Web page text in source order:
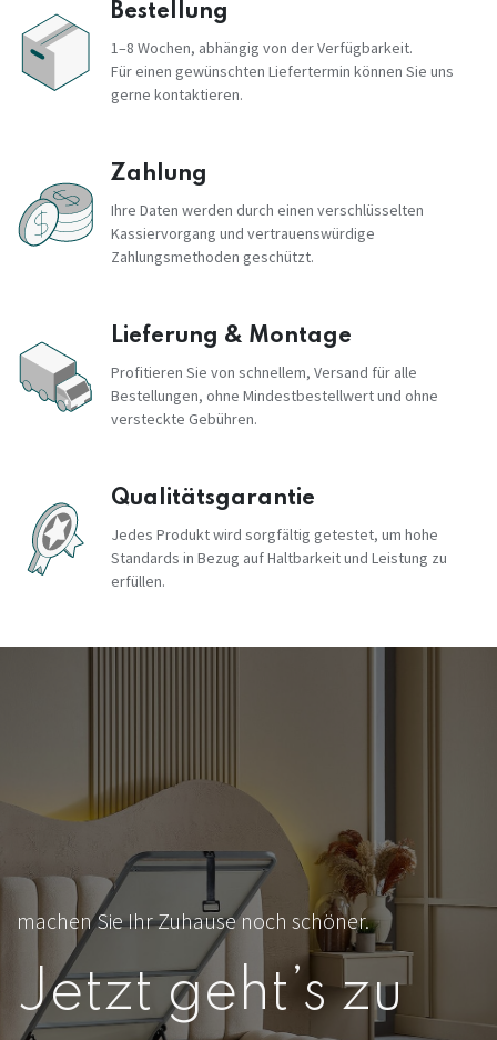
Bestellung
1–8 Wochen, abhängig von der Verfügbarkeit.
Für einen gewünschten Liefertermin können Sie uns
gerne kontaktieren.
Zahlung
Ihre Daten werden durch einen verschlüsselten
Kassiervorgang und vertrauenswürdige
Zahlungsmethoden geschützt.
Lieferung & Montage
Profitieren Sie von schnellem, Versand für alle
Bestellungen, ohne Mindestbestellwert und ohne
versteckte Gebühren.
Qualitätsgarantie
Jedes Produkt wird sorgfältig getestet, um hohe
Standards in Bezug auf Haltbarkeit und Leistung zu
erfüllen.
machen Sie Ihr Zuhause noch schöner.
Jetzt geht’s zu